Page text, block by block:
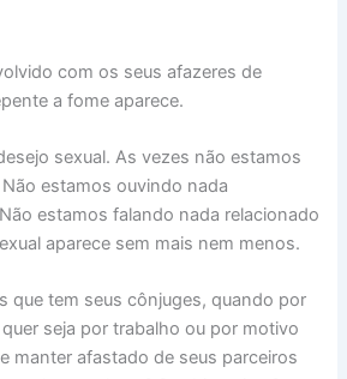
com os seus afazeres de
a fome aparece.
sexual. As vezes não estamos
estamos ouvindo nada
estamos falando nada relacionado
aparece sem mais nem menos.
que tem seus cônjuges, quando por
seja por trabalho ou por motivo
manter afastado de seus parceiros